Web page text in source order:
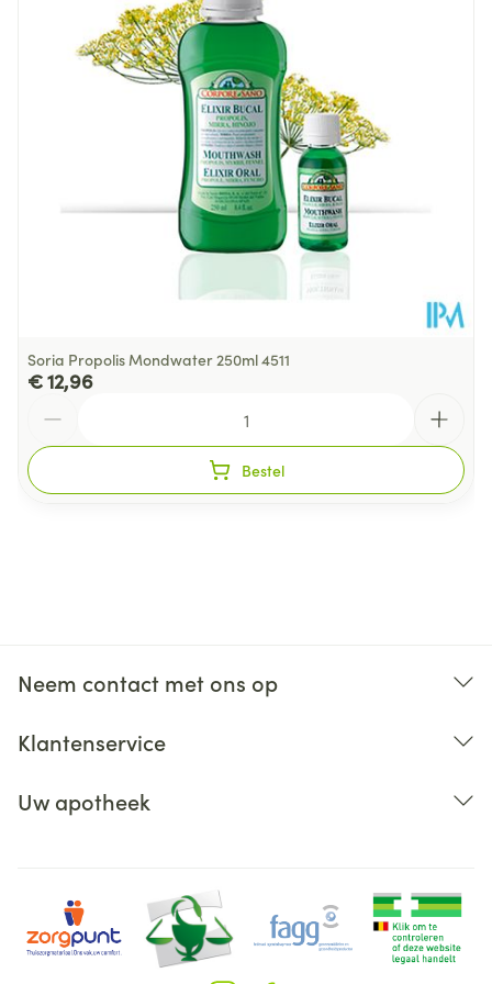
Behoud Kamertemperatuur (15°C - 25°C)
Soria Propolis Mondwater 250ml 4511
€ 12,96
Bestel
Neem contact met ons op
Klantenservice
Uw apotheek